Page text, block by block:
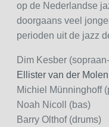
op de Nederlandse
doorgaans veel
perioden uit de jazz
Dim Kesber
Ellister van der Molen
Michiel Münninghoff
Noah Nicoll (bas)
Barry Olthof (drums)